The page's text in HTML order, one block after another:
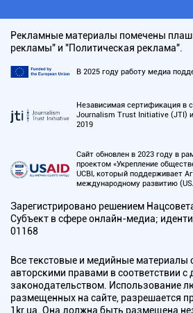
Рекламные материалы помечены
рекламы" и "Политическая реклама".
В 2025 году работу медиа
Независимая сертификация в
Journalism Trust Initiative (JTI) и
2019
Сайт обновлен в 2023 году в
проектом «Укрепление
UCBI, который поддерживает
международному развитию
Зарегистрировано решением
Субъект в сфере онлайн-медиа;
01168
Все текстовые и медийные
авторскими правами в соответствии
законодательством. Использование
размещенных на сайте, разрешается
1kr.ua. Она должна быть размещена